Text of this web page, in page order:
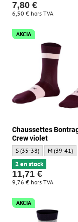
7,80 €
6,50 € hors TVA
AKCIA
Chaussettes
Crew violet
Chaussettes Bontrager
S (35-38) M (39-41)
2 en stock
11,71 €
9,76 € hors TVA
AKCIA